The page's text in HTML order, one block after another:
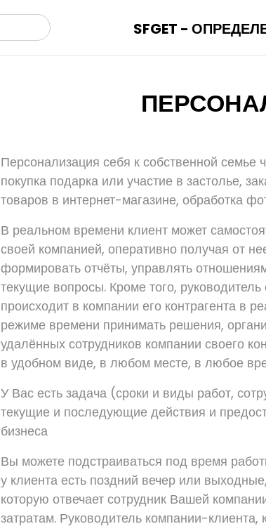
SFGET -
Персонализация себя к собственной
покупка подарка или участие в застолье,
товаров в интернет-магазине, обработка
В реальном времени клиент может
своей компанией, оперативно получая от
формировать отчёты, управлять
текущие вопросы. Кроме того,
происходит в компании его контрагента в
режиме времени принимать решения,
удалённых сотрудников компании своего
в удобном виде, в любом месте, в любое
У Вас есть задача (сроки и виды работ,
текущие и последующие действия и
бизнеса
Вы можете подстраиваться под время
у клиента есть поздний вечер или
которую отвечает сотрудник Вашей
затратам. Руководитель компании-